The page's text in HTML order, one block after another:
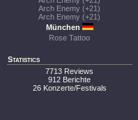
Arch Enemy (+21)
Arch Enemy (+21)
München
Rose Tattoo
Statistics
7713 Reviews
912 Berichte
26 Konzerte/Festivals